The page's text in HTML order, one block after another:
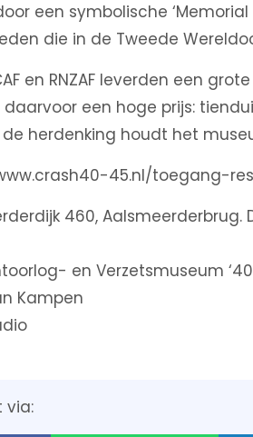
een symbolische
die in de Tweede
en RNZAF leverden een
een hoge prijs:
de herdenking houdt het
45.nl/toegang-
460, Aalsmeerderbrug.
en Verzetsmuseum
Kampen
via: